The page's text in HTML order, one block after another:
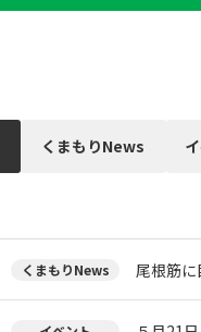
くまもりNews
くまもりNews 尾根筋